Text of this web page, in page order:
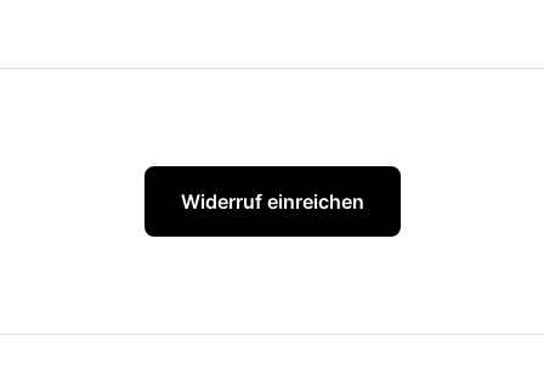
Widerruf einreichen